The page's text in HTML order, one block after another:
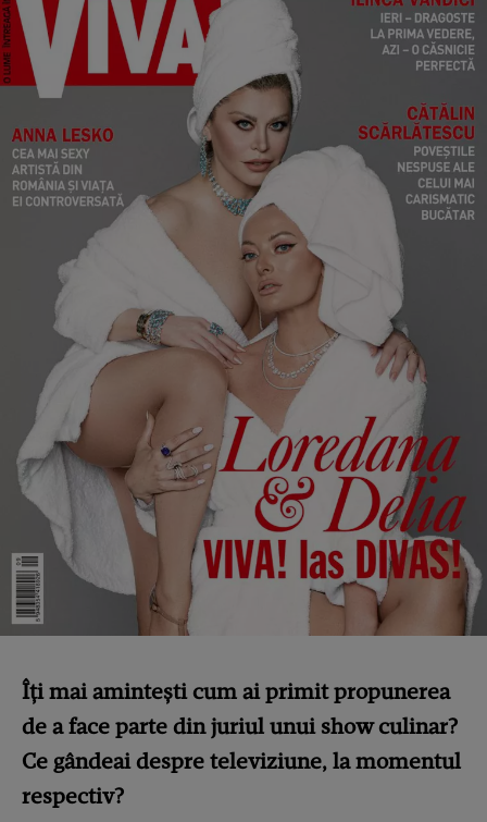
Îți mai amintești cum ai primit propunerea
de a face parte din juriul unui show culinar?
Ce gândeai despre televiziune, la momentul
respectiv?